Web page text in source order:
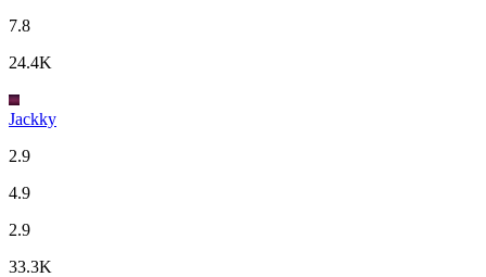
7.8
24.4K
Jackky
2.9
4.9
2.9
33.3K